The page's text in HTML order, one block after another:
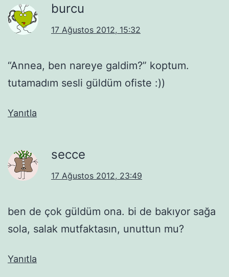
burcu
17 Ağustos 2012, 15:32
“Annea, ben nareye galdim?” koptum.
tutamadım sesli güldüm ofiste :))
Yanıtla
secce
17 Ağustos 2012, 23:49
ben de çok güldüm ona. bi de bakıyor sağa
sola, salak mutfaktasın, unuttun mu?
Yanıtla